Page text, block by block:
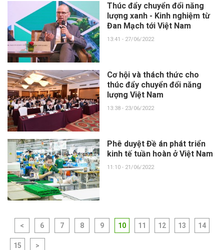
Thúc đẩy chuyển đổi năng
lượng xanh - Kinh nghiệm từ
Đan Mạch tới Việt Nam
13:41 - 27/06/2022
Cơ hội và thách thức cho
thúc đẩy chuyển đổi năng
lượng Việt Nam
13:38 - 23/06/2022
Phê duyệt Đề án phát triển
kinh tế tuần hoàn ở Việt Nam
11:10 - 21/06/2022
< 6 7 8 9 10 11 12 13 14
15 >